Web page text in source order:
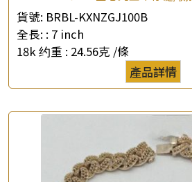
查詢以下產品
貨號: BRBL-KXNZGJ100B
全長: : 7 inch
18k 约重 : 24.56克 /條
產品詳情